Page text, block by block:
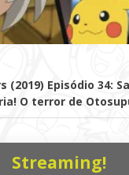
(2019) Episódio 34:
O terror de
Streaming!